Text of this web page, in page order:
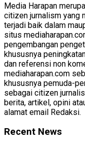
Media Harapan
citizen jurnalism yang
terjadi baik dalam
situs
pengembangan
khususnya
dan referensi non
mediaharapan.com
khususnya pemuda-
sebagai citizen
berita, artikel, opini
alamat email Redaksi.
Recent News